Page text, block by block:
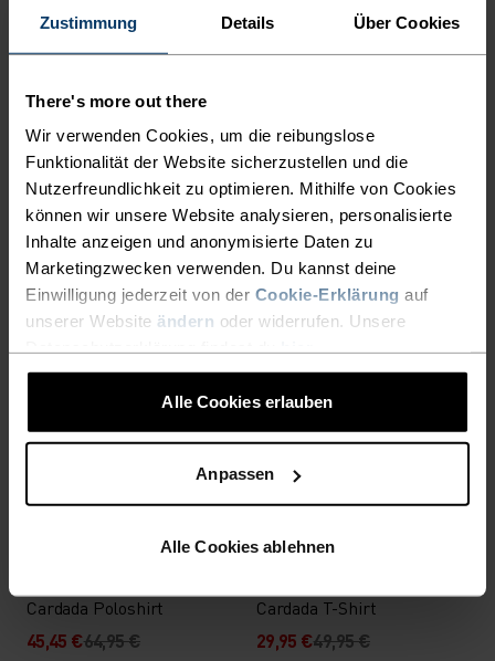
Zustimmung Details Über Cookies
There's more out there
Wir verwenden Cookies, um die reibungslose
Funktionalität der Website sicherzustellen und die
Nutzerfreundlichkeit zu optimieren. Mithilfe von Cookies
können wir unsere Website analysieren, personalisierte
Inhalte anzeigen und anonymisierte Daten zu
Marketingzwecken verwenden. Du kannst deine
Einwilligung jederzeit von der Cookie-Erklärung auf
unserer Website ändern oder widerrufen. Unsere
Alle Cookies erlauben
Anpassen
Alle Cookies ablehnen
34,95 €49,95 €
(180)
63,95 € 79,95 €
% % % % %
F-Dry Poloshirt
45,45 € 64,95 €
(258)
-30 %
% % %
Zeroweight Dual Dry
Waterproof Laufjacke
195,95 €279,95 €
(15)
-30 %
% % % % %
48,95 €69,95 €
-30 %
Chill-Tec
% % % %
Zeroweight Chill-Tec
41,95 €59,95 €
-30 %
Cardada Poloshirt
45,45 €64,95 €
-40 %
Cardada T-Shirt
29,95 €49,95 €